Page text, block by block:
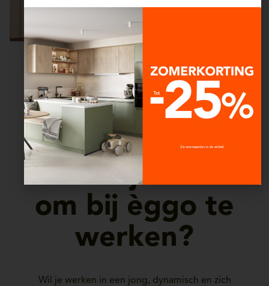
Droom je ervan
om bij èggo te
werken?
Wil je werken in een jong, dynamisch en zich